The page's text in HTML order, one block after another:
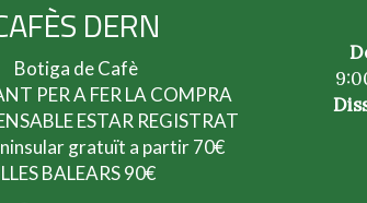
DERN
Botiga de Cafè
PER A FER LA COMPRA
ESTAR REGISTRAT
gratuït a partir 70€
BALEARS 90€